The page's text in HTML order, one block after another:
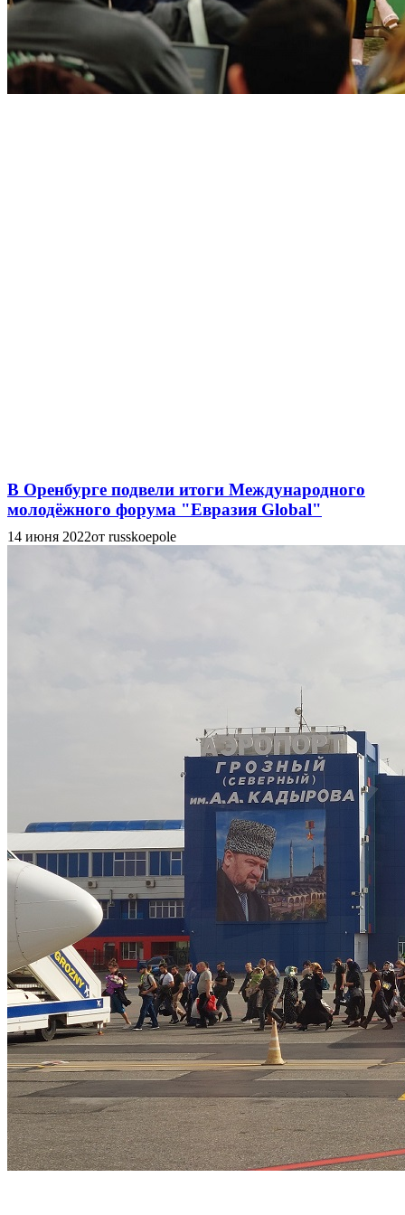
В Оренбурге подвели итоги Международного
молодёжного форума "Евразия Global"
14 июня 2022от russkoepole